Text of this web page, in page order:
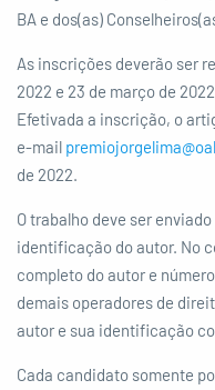
BA e dos(as)
As inscrições deverão ser
2022 e 23 de março de
Efetivada a inscrição, o
e-mail
de 2022.
O trabalho deve ser
identificação do autor. No
completo do autor e
demais operadores de
autor e sua identificação
Cada candidato somente